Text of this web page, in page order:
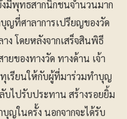
มีพุทธสากนิกชนจำนวนมาก
ญที่ศาลาการเปรียญของวัด
ง โดยหลังจากเสร็จสินพิธี
ยของทางวัด ทางด้าน เจ้า
เรียนให้กับผู้ที่มาร่วมทำบุญ
บไปรับประทาน สร้างรอยยิ้ม
ญในครั้ง นอกจากจะได้รับ